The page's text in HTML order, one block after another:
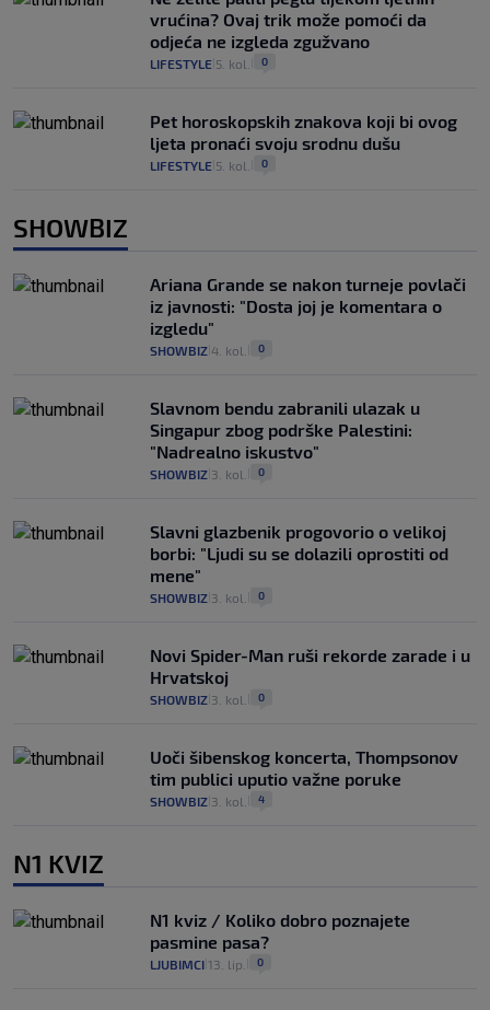
vrućina? Ovaj trik može pomoći da
odjeća ne izgleda zgužvano
LIFESTYLE 5. kol. 0
Pet horoskopskih znakova koji bi ovog
ljeta pronaći svoju srodnu dušu
LIFESTYLE 5. kol. 0
SHOWBIZ
Ariana Grande se nakon turneje povlači
iz javnosti: "Dosta joj je komentara o
izgledu"
SHOWBIZ 4. kol. 0
Slavnom bendu zabranili ulazak u
Singapur zbog podrške Palestini:
"Nadrealno iskustvo"
SHOWBIZ 3. kol. 0
Slavni glazbenik progovorio o velikoj
borbi: "Ljudi su se dolazili oprostiti od
mene"
SHOWBIZ 3. kol. 0
Novi Spider-Man ruši rekorde zarade i u
Hrvatskoj
SHOWBIZ 3. kol. 0
Uoči šibenskog koncerta, Thompsonov
tim publici uputio važne poruke
SHOWBIZ 3. kol. 4
N1 KVIZ
N1 kviz / Koliko dobro poznajete
pasmine pasa?
LJUBIMCI 13. lip. 0